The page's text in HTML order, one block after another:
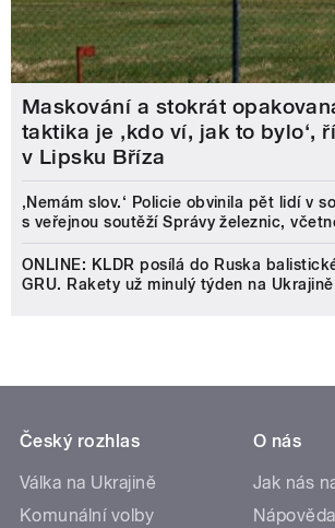
Maskování a stokrát
taktika je ‚kdo ví, jak to bylo‘,
v Lipsku Bříza
‚Nemám slov.‘ Policie obvinila pět lidí v
s veřejnou soutěží Správy železnic,
ONLINE: KLDR posílá do Ruska
GRU. Rakety už minulý týden na
Český rozhlas
Válka na Ukrajině
Komunální volby
O nás
Jak nás
Nápověda